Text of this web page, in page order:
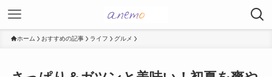
ホーム おすすめの記事 ライフ グルメ